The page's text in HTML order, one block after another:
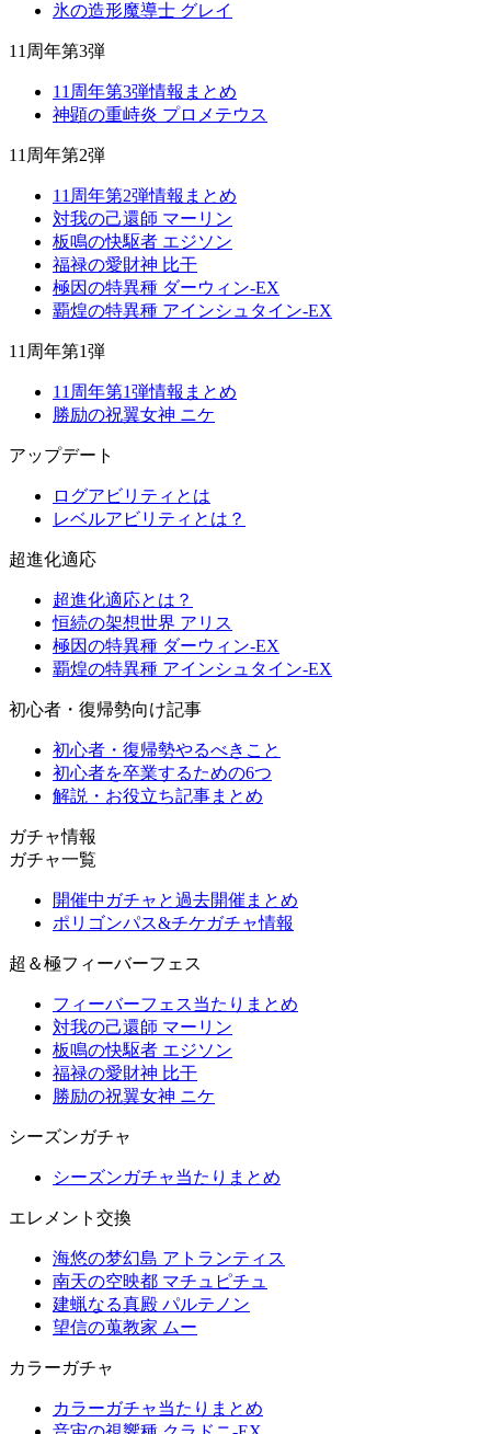
氷の造形魔導士 グレイ
11周年第3弾
11周年第3弾情報まとめ
神顕の重峙炎 プロメテウス
11周年第2弾
11周年第2弾情報まとめ
対我の己還師 マーリン
板鳴の快駆者 エジソン
福禄の愛財神 比干
極因の特異種 ダーウィン-EX
覇煌の特異種 アインシュタイン-EX
11周年第1弾
11周年第1弾情報まとめ
勝励の祝翼女神 ニケ
アップデート
ログアビリティとは
レベルアビリティとは？
超進化適応
超進化適応とは？
恒続の架想世界 アリス
極因の特異種 ダーウィン-EX
覇煌の特異種 アインシュタイン-EX
初心者・復帰勢向け記事
初心者・復帰勢やるべきこと
初心者を卒業するための6つ
解説・お役立ち記事まとめ
ガチャ情報
ガチャ一覧
開催中ガチャと過去開催まとめ
ポリゴンパス&チケガチャ情報
超＆極フィーバーフェス
フィーバーフェス当たりまとめ
対我の己還師 マーリン
板鳴の快駆者 エジソン
福禄の愛財神 比干
勝励の祝翼女神 ニケ
シーズンガチャ
シーズンガチャ当たりまとめ
エレメント交換
海悠の梦幻島 アトランティス
南天の空映都 マチュピチュ
建蝋なる真殿 パルテノン
望信の蒐教家 ムー
カラーガチャ
カラーガチャ当たりまとめ